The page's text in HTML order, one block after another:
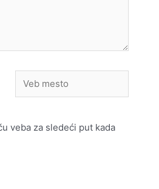
Veb
mesto
veba za sledeći put kada